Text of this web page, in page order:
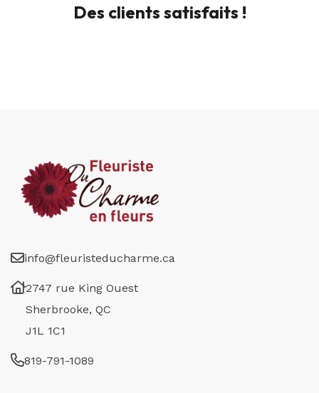
Des clients satisfaits !
info@fleuristeducharme.ca
2747 rue King Ouest
Sherbrooke, QC
J1L 1C1
819-791-1089